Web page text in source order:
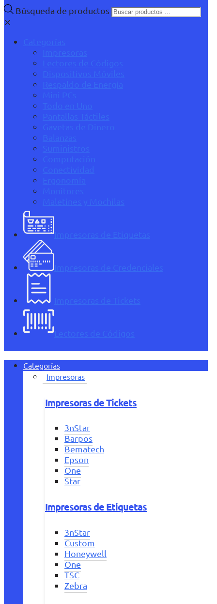
Búsqueda de productos
✕
Categorías
Impresoras
Lectores de Códigos
Dispositivos Móviles
Respaldo de Energía
Mini PCs
Todo en Uno
Pantallas Táctiles
Gavetas de Dinero
Balanzas
Suministros
Computación
Conectividad
Ergonomía
Monitores
Maletines y Mochilas
Impresoras de Etiquetas
Impresoras de Credenciales
Impresoras de Tickets
Lectores de Códigos
Categorías
Impresoras
Impresoras de Tickets
3nStar
Barpos
Bematech
Epson
One
Star
Impresoras de Etiquetas
3nStar
Custom
Honeywell
One
TSC
Zebra